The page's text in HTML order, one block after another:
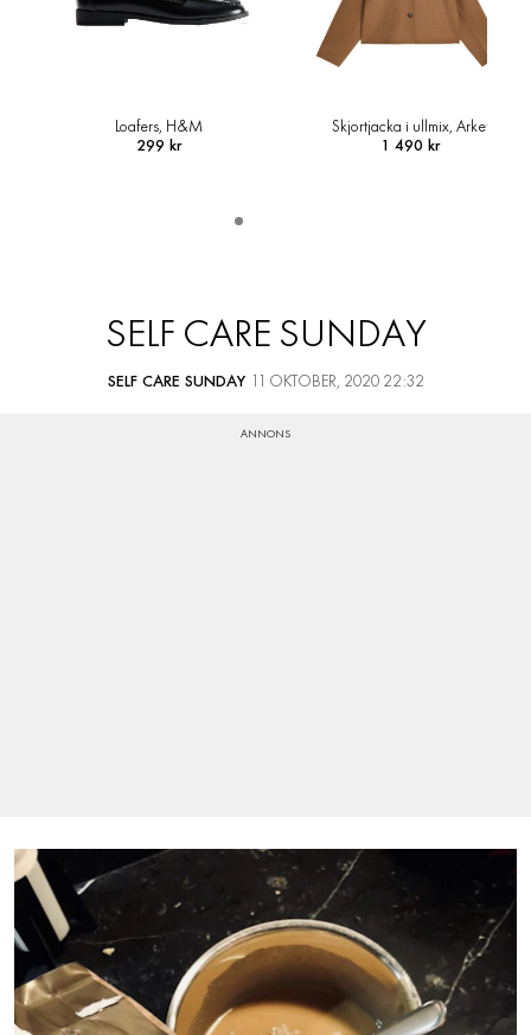
Loafers, H&M
299 kr
Skjortjacka i ullmix, Arket
1 490 kr
SELF CARE SUNDAY
SELF CARE SUNDAY 11 OKTOBER, 2020 22:32